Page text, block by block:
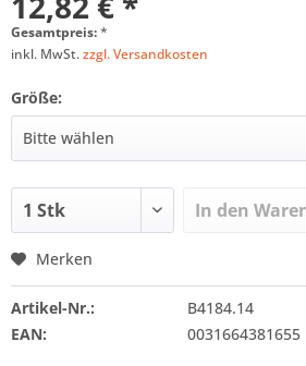
Gesamtpreis:*
inkl. MwSt.zzgl. Versandkosten
Größe:
In den
Merken
Artikel-Nr.:
B4184.14
EAN:
0031664381655